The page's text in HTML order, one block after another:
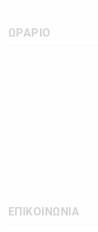
ΩΡΑΡΙΟ
ΕΠΙΚΟΙΝΩΝΙΑ